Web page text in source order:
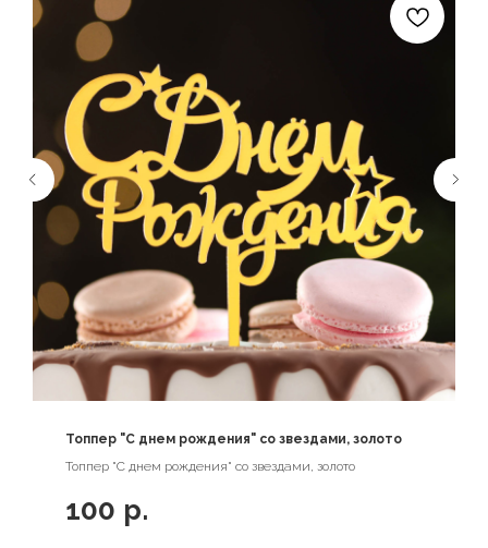
Топпер "С днем рождения" со звездами, золото
Топпер "С днем рождения" со звездами, золото
100 р.